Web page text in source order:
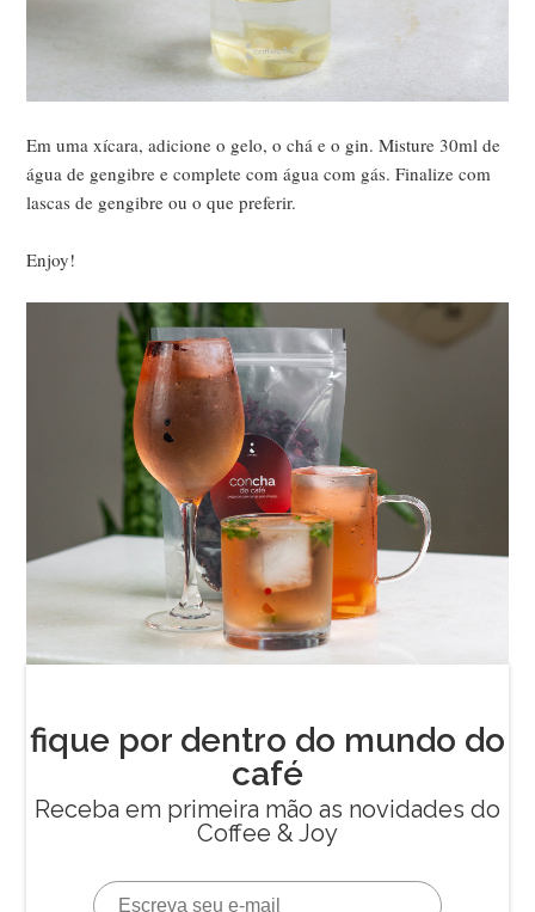
Em uma xícara, adicione o gelo, o chá e o gin. Misture 30ml de
água de gengibre e complete com água com gás. Finalize com
lascas de gengibre ou o que preferir.
Enjoy!